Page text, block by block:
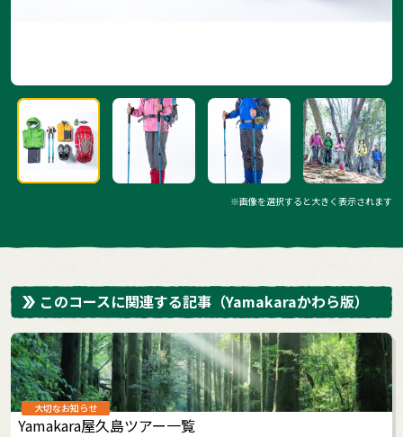
※画像を選択すると大きく表示されます
このコースに関連する記事 （Yamakaraかわら版）
大切なお知らせ
Yamakara屋久島ツアー一覧